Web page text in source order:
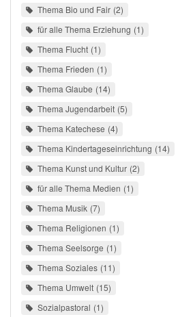
Thema Bio und Fair 2
für alle Thema Erziehung 1
Thema Flucht 1
Thema Frieden 1
Thema Glaube 14
Thema Jugendarbeit 5
Thema Katechese 4
Thema Kindertageseinrichtung 14
Thema Kunst und Kultur 2
für alle Thema Medien 1
Thema Musik 7
Thema Religionen 1
Thema Seelsorge 1
Thema Soziales 11
Thema Umwelt 15
Sozialpastoral 1